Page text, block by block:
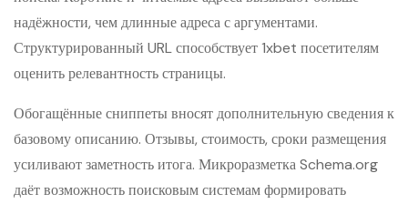
надёжности, чем длинные адреса с аргументами.
Структурированный URL способствует 1xbet посетителям
оценить релевантность страницы.
Обогащённые сниппеты вносят дополнительную сведения к
базовому описанию. Отзывы, стоимость, сроки размещения
усиливают заметность итога. Микроразметка Schema.org
даёт возможность поисковым системам формировать